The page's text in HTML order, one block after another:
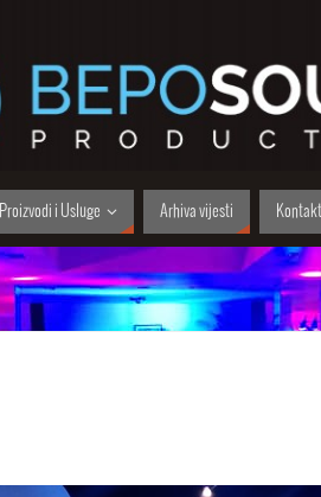
Proizvodi i Usluge Arhiva vijesti Kontakt